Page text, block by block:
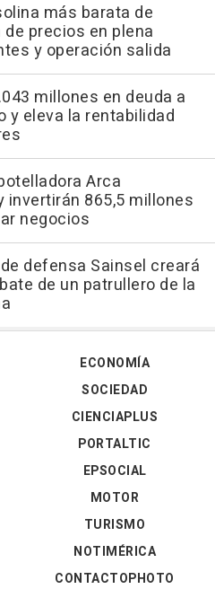
más barata de
de precios en plena
y operación salida
millones en deuda a
y eleva la rentabilidad
Arca
invertirán 865,5 millones
negocios
defensa Sainsel creará
de un patrullero de la
ECONOMÍA
SOCIEDAD
CIENCIAPLUS
PORTALTIC
EPSOCIAL
MOTOR
TURISMO
NOTIMÉRICA
CONTACTOPHOTO